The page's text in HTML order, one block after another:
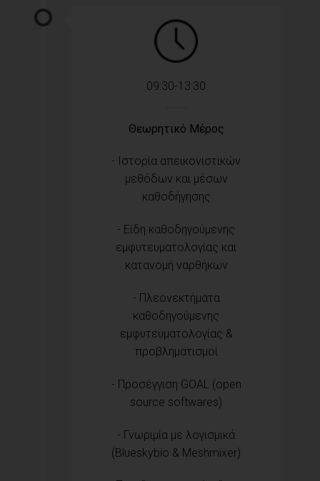
09:30-13:30
Θεωρητικό Μέρος
- Ιστορία απεικονιστικών
μεθόδων και μέσων
καθοδήγησης
- Είδη καθοδηγούμενης
εμφυτευματολογίας και
κατανομή ναρθήκων
- Πλεονεκτήματα
καθοδηγούμενης
εμφυτευματολογίας &
προβληματισμοί
- Προσέγγιση GOAL (open
source softwares)
- Γνωριμία με λογισμικά
(Blueskybio & Meshmixer)